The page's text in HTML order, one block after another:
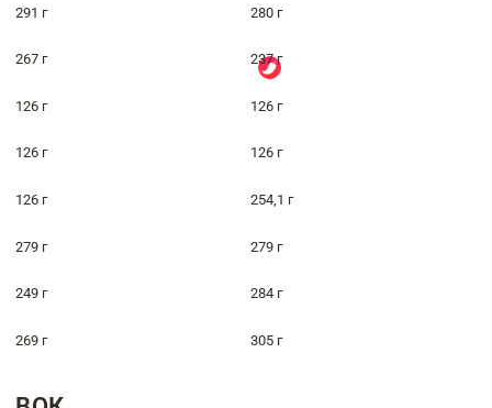
291 г 280 г
267 г 237 г
126 г 126 г
126 г 126 г
126 г 254,1 г
279 г 279 г
249 г 284 г
269 г 305 г